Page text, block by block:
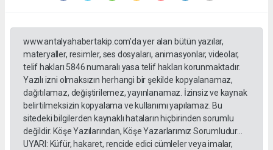
www.antalyahabertakip.com'da yer alan bütün yazılar,
materyaller, resimler, ses dosyaları, animasyonlar, videolar,
telif hakları 5846 numaralı yasa telif hakları korunmaktadır.
Yazılı izni olmaksızın herhangi bir şekilde kopyalanamaz,
dağıtılamaz, değiştirilemez, yayınlanamaz. İzinsiz ve kaynak
belirtilmeksizin kopyalama ve kullanımı yapılamaz. Bu
sitedeki bilgilerden kaynaklı hataların hiçbirinden sorumlu
değildir. Köşe Yazılarından, Köşe Yazarlarımız Sorumludur...
UYARI: Küfür, hakaret, rencide edici cümleler veya imalar,